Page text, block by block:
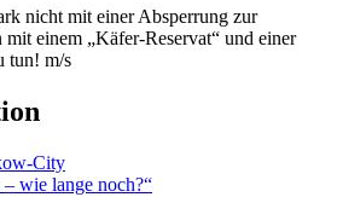
nicht mit einer Absperrung zur
mit einem „Käfer-Reservat“ und einer
tun! m/s
City
wie lange noch?“